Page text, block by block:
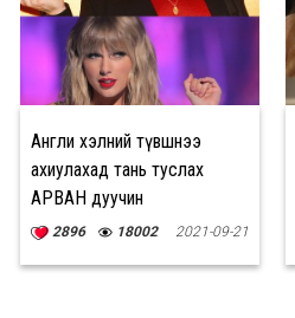
Англи хэлний түвшнээ
ахиулахад тань туслах
АРВАН дуучин
2896 18002 2021-09-21